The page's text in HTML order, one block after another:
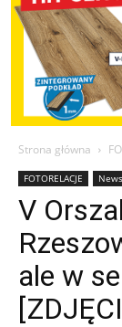
Strona główna
FOTORELACJE News
V
ale w